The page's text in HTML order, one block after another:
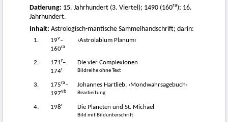
Datierung: 15. Jahrhundert (3. Viertel); 1490 (160ra); 16.
Jahrhundert.
Inhalt: Astrologisch-mantische Sammelhandschrift; darin:
1. 19v–
160ra
›Astrolabium Planum‹
2. 171r–
174r
Die vier Complexionen
Bildreihe ohne Text
3. 175ra–
197vb
Johannes Hartlieb, ›Mondwahrsagebuch‹
Bearbeitung
4. 198r Die Planeten und St. Michael
Bild mit Bildunterschrift